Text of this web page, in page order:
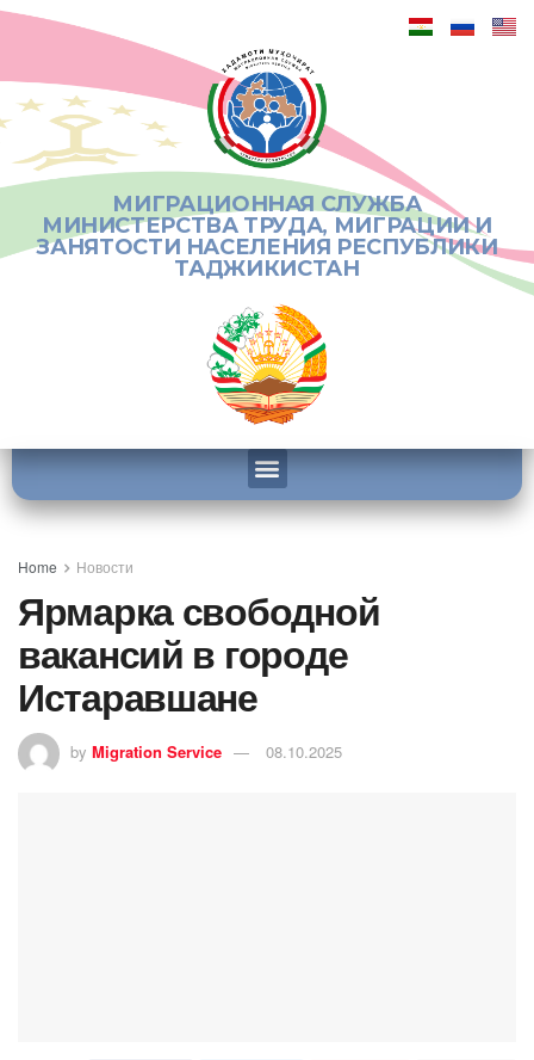
МИГРАЦИОННАЯ СЛУЖБА
МИНИСТЕРСТВА ТРУДА, МИГРАЦИИ И
ЗАНЯТОСТИ НАСЕЛЕНИЯ РЕСПУБЛИКИ
ТАДЖИКИСТАН
Home Новости
Ярмарка свободной
вакансий в городе
Истаравшане
by Migration Service 08.10.2025